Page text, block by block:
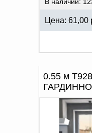
Цена: 61,00
0.55 м